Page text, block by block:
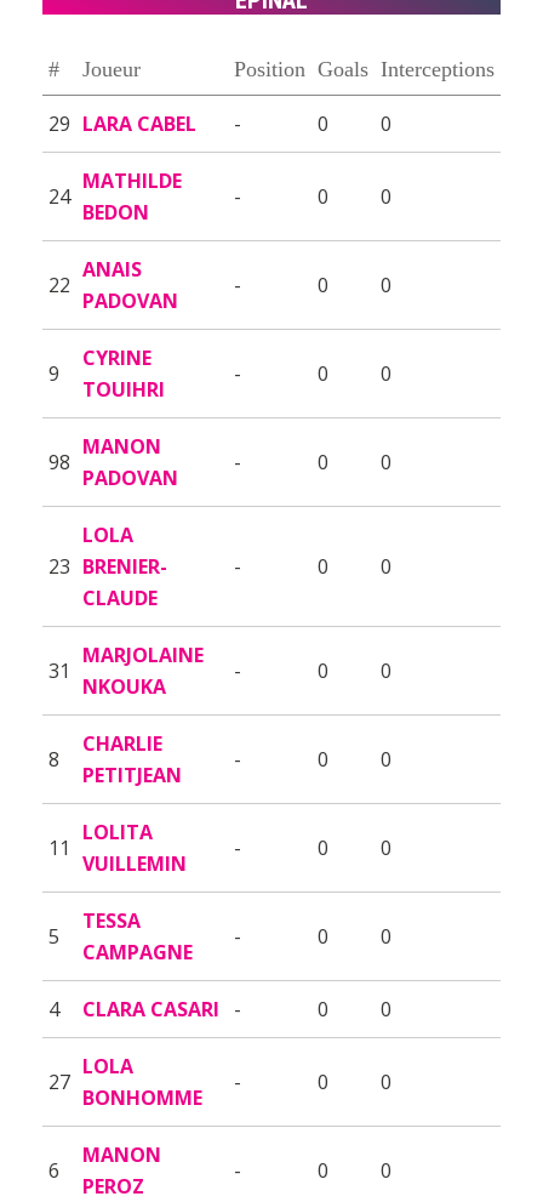
# Joueur Position Goals Interceptions
29 LARA CABEL - 0 0
24
MATHILDE
BEDON
- 0 0
22
ANAIS
PADOVAN
- 0 0
9
CYRINE
TOUIHRI
- 0 0
98
MANON
PADOVAN
- 0 0
23
LOLA
BRENIER-
CLAUDE
- 0 0
31
MARJOLAINE
NKOUKA
- 0 0
8
CHARLIE
PETITJEAN
- 0 0
11
LOLITA
VUILLEMIN
- 0 0
5
TESSA
CAMPAGNE
- 0 0
4 CLARA CASARI - 0 0
27
LOLA
BONHOMME
- 0 0
6
MANON
PEROZ
- 0 0